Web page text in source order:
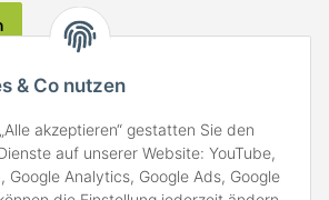
& Co nutzen
akzeptieren“ gestatten Sie den
auf unserer Website: YouTube,
Google Analytics, Google Ads, Google